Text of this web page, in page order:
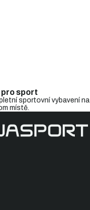
pro sport
sportovní vybavení na
místě.